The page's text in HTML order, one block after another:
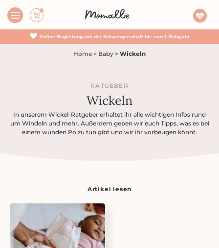
Online Begleitung von der Schwangerschaft bis zum 1. Babyjahr
Home > Baby > Wickeln
RATGEBER
Wickeln
In unserem Wickel-Ratgeber erhaltet ihr alle wichtigen Infos rund
um Windeln und mehr. Außerdem geben wir euch Tipps, was es bei
einem wunden Po zu tun gibt und wir ihr vorbeugen könnt.
Artikel lesen